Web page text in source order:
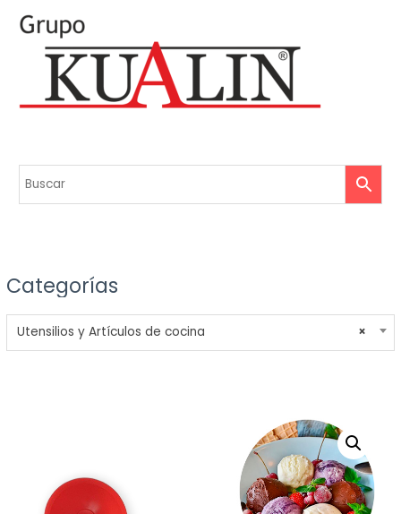
Categorías
×
Utensilios y Artículos de cocina